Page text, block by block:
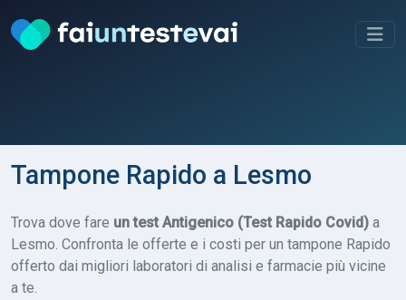
Tampone Rapido a Lesmo
Trova dove fare un test Antigenico (Test Rapido Covid) a
Lesmo. Confronta le offerte e i costi per un tampone Rapido
offerto dai migliori laboratori di analisi e farmacie più vicine
a te.